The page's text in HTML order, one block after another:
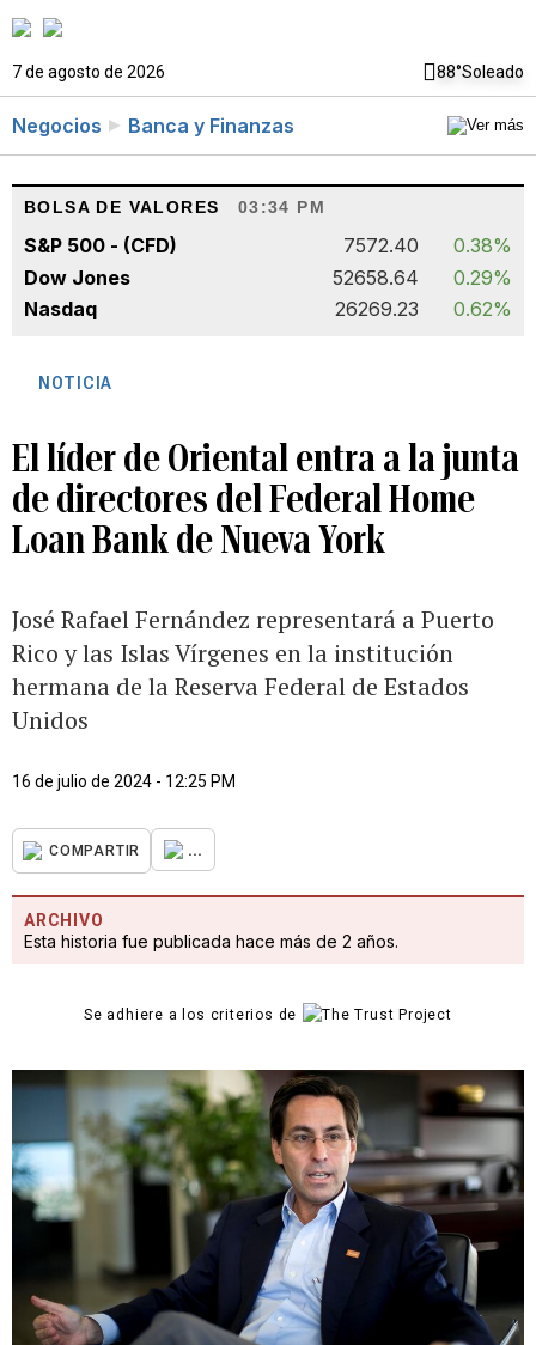
7 de agosto de 2026 88°Soleado
Negocios Banca y Finanzas
BOLSA DE VALORES 03:34 PM
S&P 500 - (CFD) 7572.40
0.38%
Dow Jones
52658.64
0.29%
Nasdaq
26269.23 0.62%
NOTICIA
El líder de Oriental entra a la junta
de directores del Federal Home
Loan Bank de Nueva York
José Rafael Fernández representará a Puerto
Rico y las Islas Vírgenes en la institución
hermana de la Reserva Federal de Estados
Unidos
16 de julio de 2024 - 12:25 PM
COMPARTIR ...
ARCHIVO
Esta historia fue publicada hace más de 2 años.
Se adhiere a los criterios de